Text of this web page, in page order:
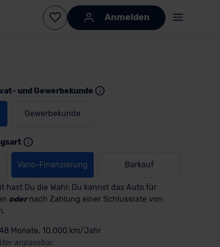
Anmelden
und Gewerbekunde
Gewerbekunde
Vario-Finanzierung Barkauf
hast Du die Wahl: Du kannst das Auto für
odernach Zahlung einer Schlussrate von
Monate, 10.000 km/Jahr
anpassbar.